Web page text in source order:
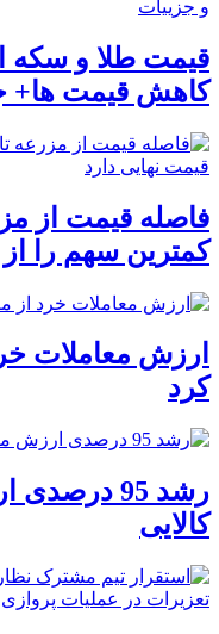
کاهش قیمت ها+
فاصله قیمت از
کمترین سهم را
کرد
رشد 95
کالایی